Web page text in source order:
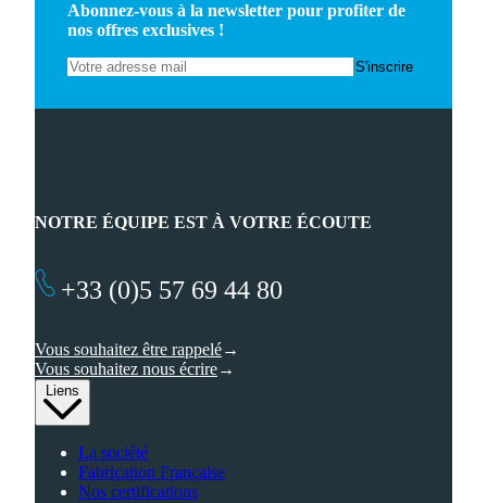
Abonnez-vous à la newsletter pour profiter de
nos offres exclusives !
Liens
La société
Fabrication Française
Nos certifications
NOTRE ÉQUIPE EST À VOTRE ÉCOUTE
+33 (0)5 57 69 44 80
Vous souhaitez être rappelé
Vous souhaitez nous écrire